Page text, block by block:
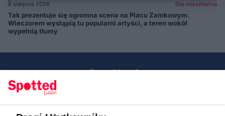
8 sierpnia 2026 Dla mieszkańca
Tak prezentuje się ogromna scena na Placu Zamkowym.
Wieczorem wystąpią tu popularni artyści, a teren wokół
wypełnią tłumy